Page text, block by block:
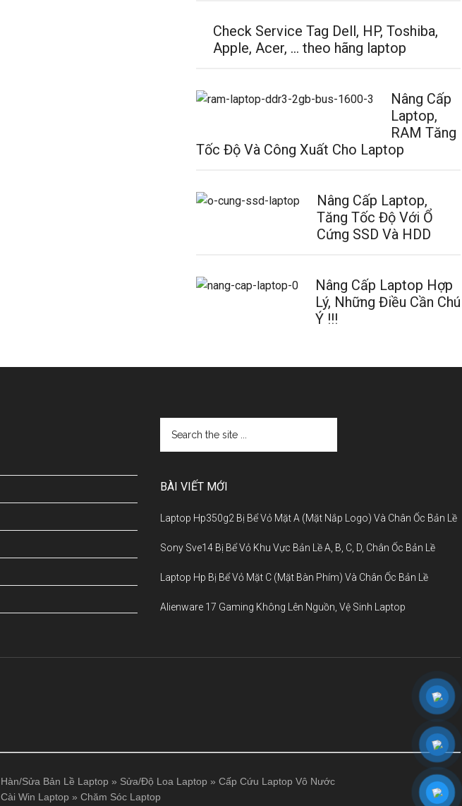
Check Service Tag Dell, HP, Toshiba,
Apple, Acer, … theo hãng laptop
Nâng Cấp
Laptop,
RAM Tăng
Tốc Độ Và Công Xuất Cho Laptop
Nâng Cấp Laptop,
Tăng Tốc Độ Với Ổ
Cứng SSD Và HDD
Nâng Cấp Laptop Hợp
Lý, Những Điều Cần Chú
Ý !!!
BÀI VIẾT MỚI
Laptop Hp350g2 Bị Bể Vỏ Mặt A (Mặt Nắp Logo) Và Chân Ốc Bản Lề
Sony Sve14 Bị Bể Vỏ Khu Vực Bản Lề A, B, C, D, Chân Ốc Bản Lề
Laptop Hp Bị Bể Vỏ Mặt C (Mặt Bàn Phím) Và Chân Ốc Bản Lề
Alienware 17 Gaming Không Lên Nguồn, Vệ Sinh Laptop
Hàn/Sửa Bản Lề Laptop » Sửa/Độ Loa Laptop » Cấp Cứu Laptop Vô Nước
Cài Win Laptop » Chăm Sóc Laptop